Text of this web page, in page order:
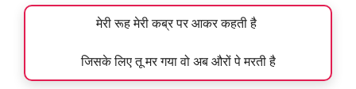
मेरी रूह मेरी कब्र पर आकर कहती है
जिसके लिए तू मर गया वो अब औरों पे मरती है